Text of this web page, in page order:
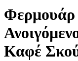
Φερμουάρ
Καφέ